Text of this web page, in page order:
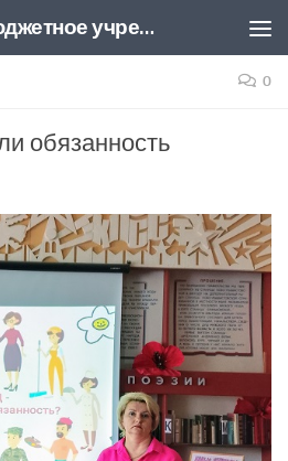
Муниципальное бюджетное учреждение культуры "Центральная библиотека муниципального образования Привольненское сельское поселение Каневского района"
0
обязанность